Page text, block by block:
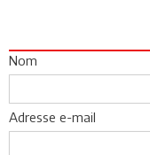
Nom
Adresse e-mail